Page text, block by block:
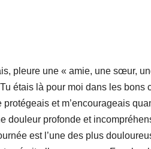
pleure une « amie, une sœur,
étais là pour moi dans les bons
et m’encourageais
douleur profonde et
est l’une des plus